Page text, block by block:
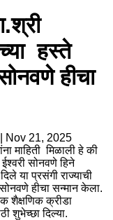
हस्ते
हीचा
Nov 21, 2025
माहिती मिळाली हे की
सोनवणे हिने
या प्रसंगी राज्याची
हीचा सन्मान केला.
शैक्षणिक क्रीडा
शुभेच्छा दिल्या.